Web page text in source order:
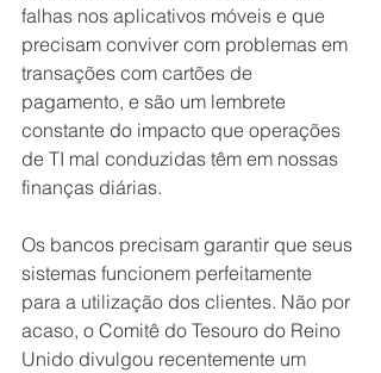
falhas nos aplicativos móveis e que
precisam conviver com problemas em
transações com cartões de
pagamento, e são um lembrete
constante do impacto que operações
de TI mal conduzidas têm em nossas
finanças diárias.
Os bancos precisam garantir que seus
sistemas funcionem perfeitamente
para a utilização dos clientes. Não por
acaso, o Comitê do Tesouro do Reino
Unido divulgou recentemente um